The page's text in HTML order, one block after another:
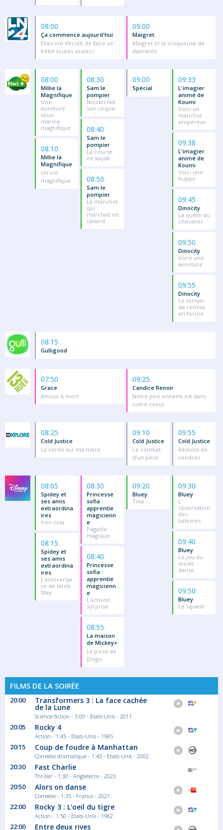
08:00
Ça commence aujourd'hui
Elles ont décidé de faire un
bébé toutes seules !
09:00
Maigret
Maigret et la croqueuse de
diamants
08:00
Millie la
Magnifique
Une
aventure
sous-
marine
magnifique
08:10
Millie la
Magnifique
Un vol
magnifique
08:30
Sam le
pompier
Nicolas fait
son cirque
08:40
Sam le
pompier
La course
en kayak
08:50
Sam le
pompier
La manchot
qui
marchait en
canard
09:00
Spécial
09:33
L'imagier
animé de
Koumi
Voici un
manchot
empereur
09:38
L'imagier
animé de
Koumi
Voici une
huppe
09:45
Dinocity
La quête du
chevalier
09:50
Dinocity
Vivre une
aventure
09:55
Dinocity
Le terrain
de remise
en forme
08:15
Gulligood
07:50
Grace
Amour à mort
09:25
Candice Renoir
Notre pire ennemi est dans
notre coeur
08:25
Cold Justice
La vérité sur ma mère
09:10
Cold Justice
Le combat
d'un père
09:55
Cold Justice
Réduite en
cendres
08:05
Spidey et
ses amis
extraordina
ires
Iron zola
08:15
Spidey et
ses amis
extraordina
ires
L'anniversai
re de tante
May
08:30
Princesse
sofia :
apprentie
magicienn
e
Pagaille
magique
08:40
Princesse
sofia :
apprentie
magicienn
e
L'activité
surprise
08:55
La maison
de Mickey+
La pizza de
Dingo
09:20
Bluey
Tina
09:30
Bluey
L'
observation
des
baleines
09:40
Bluey
Le jeu du
mode
danse
09:50
Bluey
Le squash
FILMS DE LA SOIRÉE
20:00 Transformers 3 : La face cachée
de la Lune
Science-fiction - 3:00 - Etats-Unis - 2011
20:05 Rocky 4
Action - 1:45 - Etats-Unis - 1985
20:15 Coup de foudre à Manhattan
Comédie dramatique - 1:45 - Etats-Unis - 2002
20:30 Fast Charlie
Thriller - 1:30 - Angleterre - 2023
20:50 Alors on danse
Comédie - 1:35 - France - 2021
22:00 Rocky 3 : L'oeil du tigre
Action - 1:50 - Etats-Unis - 1982
22:00 Entre deux rives